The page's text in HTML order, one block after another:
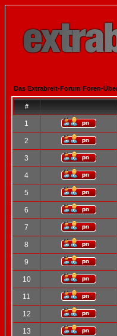
Das Extrabreit-Forum Foren-
#
1
2
3
4
5
6
7
8
9
10
11
12
13